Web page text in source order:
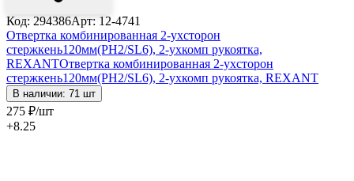
Код: 294386Арт: 12-4741
Отвертка комбинированная 2-ухсторон
стержкень120мм(PH2/SL6), 2-ухкомп рукоятка,
REXANTОтвертка комбинированная 2-ухсторон
стержкень120мм(PH2/SL6), 2-ухкомп рукоятка, REXANT
В наличии: 71 шт
275 ₽/шт
+8.25